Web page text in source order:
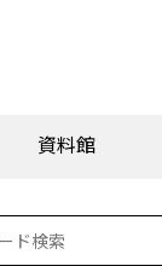
資料館